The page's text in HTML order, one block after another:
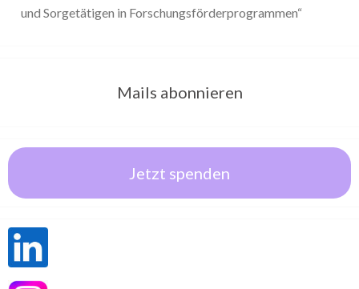
und Sorgetätigen in Forschungsförderprogrammen“
Mails abonnieren
Jetzt spenden